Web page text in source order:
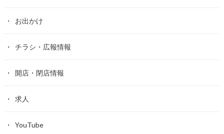
お出かけ
チラシ・広報情報
開店・閉店情報
求人
YouTube